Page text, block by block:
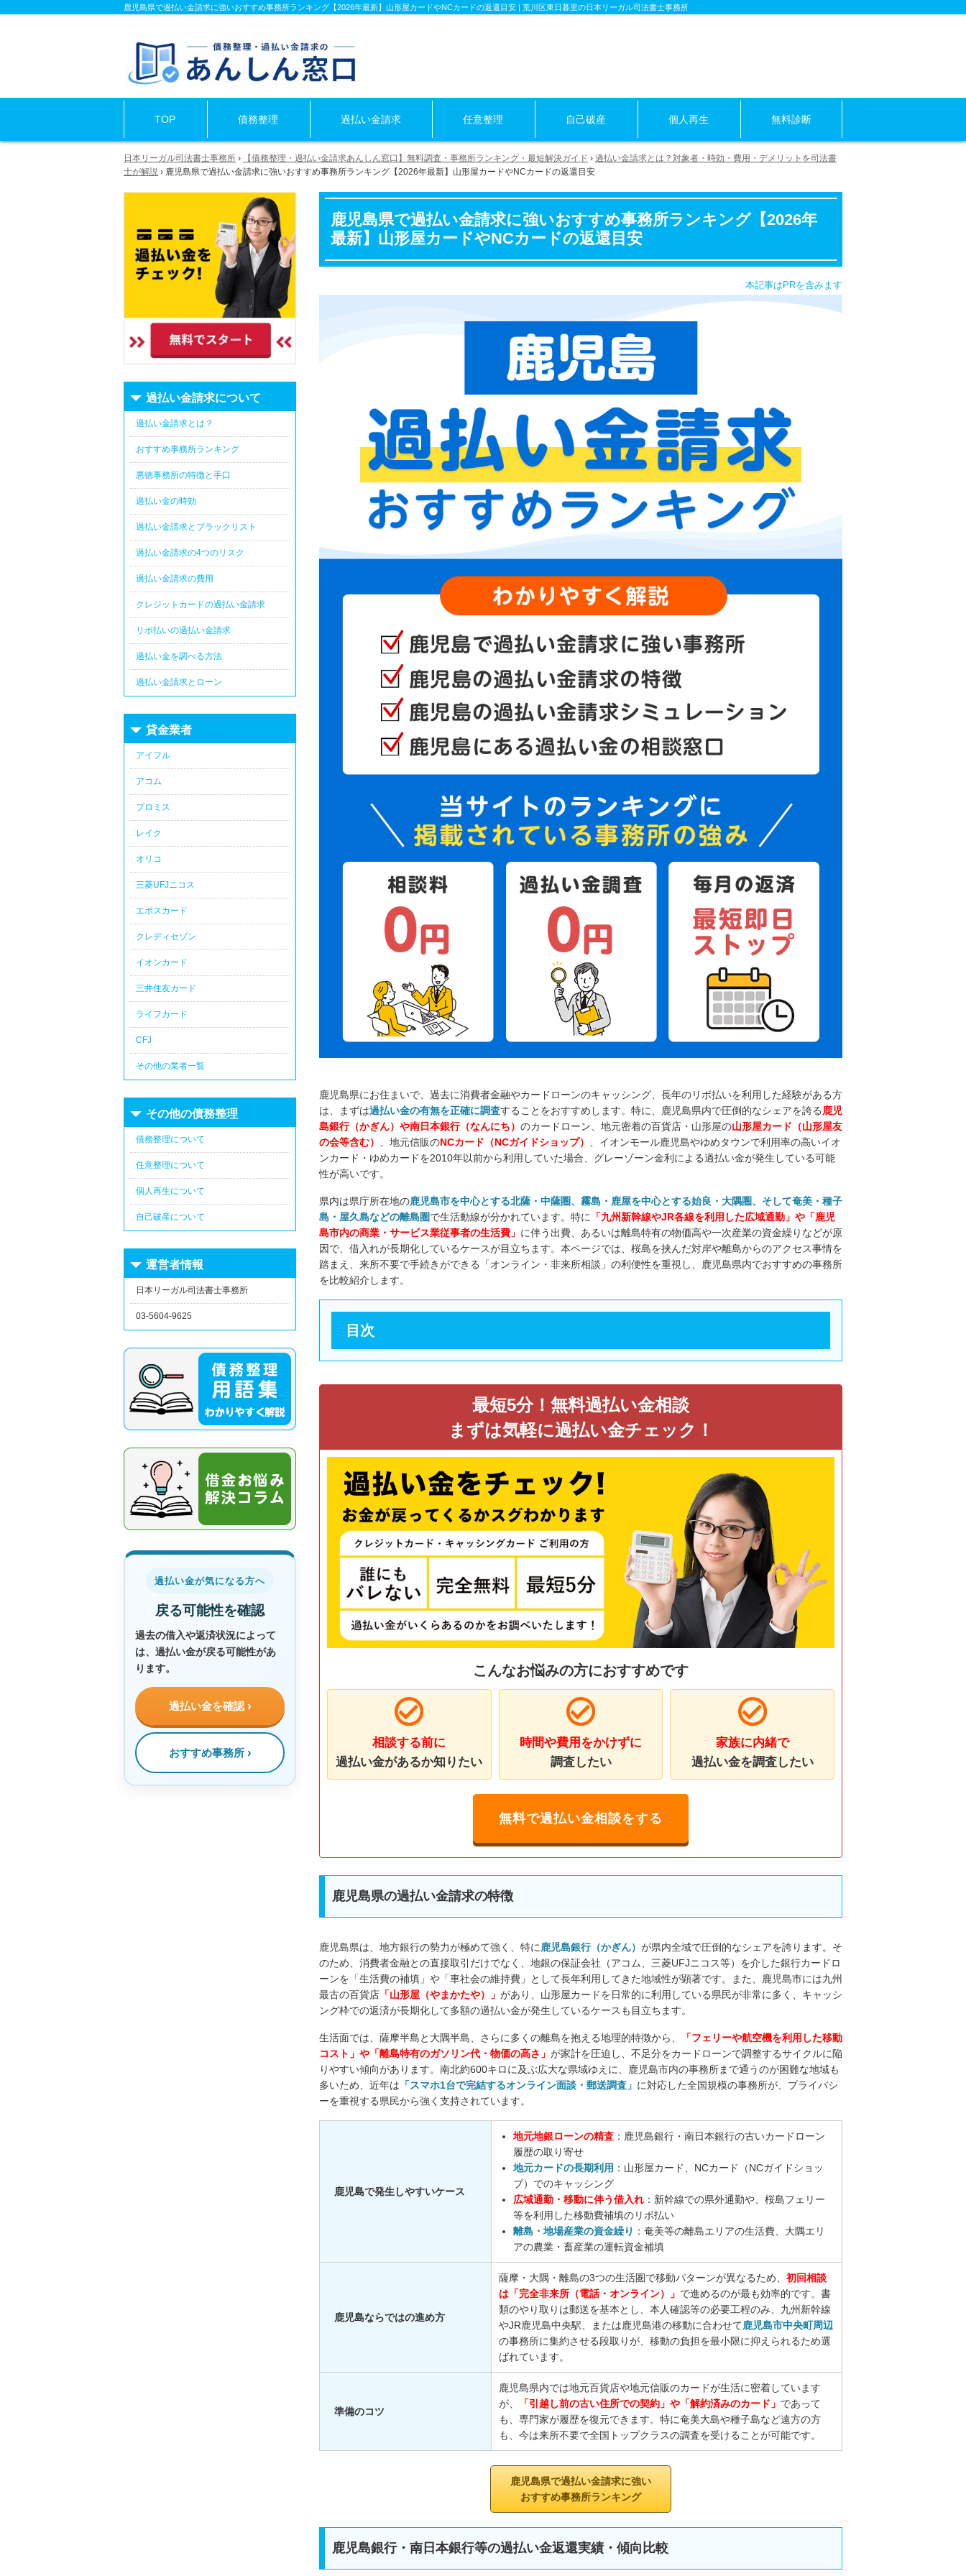
鹿児島県で過払い金請求に強いおすすめ事務所ランキング【2026年最新】山形屋カードやNCカードの返還目安 | 荒川区東日暮里の日本リーガル司法書士事務所
TOP 債務整理 過払い金請求 任意整理 自己破産 個人再生 無料診断
日本リーガル司法書士事務所 › 【債務整理・過払い金請求あんしん窓口】無料調査・事務所ランキング・最短解決ガイド › 過払い金請求とは？対象者・時効・費用・デメリットを司法書
士が解説 › 鹿児島県で過払い金請求に強いおすすめ事務所ランキング【2026年最新】山形屋カードやNCカードの返還目安
鹿児島県で過払い金請求に強いおすすめ事務所ランキング【2026年
最新】山形屋カードやNCカードの返還目安
本記事はPRを含みます
鹿児島県にお住まいで、過去に消費者金融やカードローンのキャッシング、長年のリボ払いを利用した経験がある方
は、まずは過払い金の有無を正確に調査することをおすすめします。特に、鹿児島県内で圧倒的なシェアを誇る 鹿児
島銀行（かぎん）や南日本銀行（なんにち） のカードローン、地元密着の百貨店・山形屋の山形屋カード（山形屋友
の会等含む）
、地元信販のNCカード（NCガイドショップ）
、イオンモール鹿児島やゆめタウンで利用率の高いイオ
ンカード・ゆめカードを2010年以前から利用していた場合、グレーゾーン金利による過払い金が発生している可能
性が高いです。
県内は県庁所在地の鹿児島市を中心とする北薩・中薩圏、霧島・鹿屋を中心とする始良・大隅圏、そして奄美・種子
島・屋久島などの離島圏で生活動線が分かれています。特に
「九州新幹線やJR各線を利用した広域通勤」や「鹿児
島市内の商業・サービス業従事者の生活費」 に伴う出費、あるいは離島特有の物価高や一次産業の資金繰りなどが原
因で、借入れが長期化しているケースが目立ちます。本ページでは、桜島を挟んだ対岸や離島からのアクセス事情を
踏まえ、来所不要で手続きができる「オンライン・非来所相談」の利便性を重視し、鹿児島県内でおすすめの事務所
を比較紹介します。
目次
最短5分！無料過払い金相談
まずは気軽に過払い金チェック！
こんなお悩みの方におすすめです
相談する前に
過払い金があるか知りたい
時間や費用をかけずに
調査したい
家族に内緒で
過払い金を調査したい
無料で過払い金相談をする
鹿児島県の過払い金請求の特徴
鹿児島県は、地方銀行の勢力が極めて強く、特に 鹿児島銀行（かぎん） が県内全域で圧倒的なシェアを誇ります。そ
のため、消費者金融との直接取引だけでなく、地銀の保証会社（アコム、三菱UFJニコス等）を介した銀行カードロ
ーンを「生活費の補填」や「車社会の維持費」として長年利用してきた地域性が顕著です。また、鹿児島市には九州
最古の百貨店 「山形屋（やまかたや）」 があり、山形屋カードを日常的に利用している県民が非常に多く、キャッシ
ング枠での返済が長期化して多額の過払い金が発生しているケースも目立ちます。
生活面では、薩摩半島と大隅半島、さらに多くの離島を抱える地理的特徴から、
「フェリーや航空機を利用した移動
コスト」や「離島特有のガソリン代・物価の高さ」 が家計を圧迫し、不足分をカードローンで調整するサイクルに陥
りやすい傾向があります。南北約600キロに及ぶ広大な県域ゆえに、鹿児島市内の事務所まで通うのが困難な地域も
多いため、近年は 「スマホ1台で完結するオンライン面談・郵送調査」 に対応した全国規模の事務所が、プライバシ
ーを重視する県民から強く支持されています。
鹿児島で発生しやすいケース
地元地銀ローンの精査 ：鹿児島銀行・南日本銀行の古いカードローン
履歴の取り寄せ
地元カードの長期利用 ：山形屋カード、NCカード（NCガイドショッ
プ）でのキャッシング
広域通勤・移動に伴う借入れ ：新幹線での県外通勤や、桜島フェリー
等を利用した移動費補填のリボ払い
離島・地場産業の資金繰り ：奄美等の離島エリアの生活費、大隅エリ
アの農業・畜産業の運転資金補填
鹿児島ならではの進め方
薩摩・大隅・離島の3つの生活圏で移動パターンが異なるため、 初回相談
は「完全非来所（電話・オンライン）」 で進めるのが最も効率的です。書
類のやり取りは郵送を基本とし、本人確認等の必要工程のみ、九州新幹線
やJR鹿児島中央駅、または鹿児島港の移動に合わせて鹿児島市中央町周辺
の事務所に集約させる段取りが、移動の負担を最小限に抑えられるため選
ばれています。
準備のコツ
鹿児島県内では地元百貨店や地元信販のカードが生活に密着しています
が、
「引越し前の古い住所での契約」や「解約済みのカード」 であって
も、専門家が履歴を復元できます。特に奄美大島や種子島など遠方の方
も、今は来所不要で全国トップクラスの調査を受けることが可能です。
鹿児島県で過払い金請求に強い
おすすめ事務所ランキング
鹿児島銀行・南日本銀行等の過払い金返還実績・傾向比較
過払い金請求について
過払い金請求とは？
おすすめ事務所ランキング
悪徳事務所の特徴と手口
過払い金の時効
過払い金請求とブラックリスト
過払い金請求の4つのリスク
過払い金請求の費用
クレジットカードの過払い金請求
リボ払いの過払い金請求
過払い金を調べる方法
過払い金請求とローン
貸金業者
アイフル
アコム
プロミス
レイク
オリコ
三菱UFJニコス
エポスカード
クレディセゾン
イオンカード
三井住友カード
ライフカード
CFJ
その他の業者一覧
その他の債務整理
債務整理について
任意整理について
個人再生について
自己破産について
運営者情報
日本リーガル司法書士事務所
03-5604-9625
過払い金が気になる方へ
戻る可能性を確認
過去の借入や返済状況によって
は、過払い金が戻る可能性があ
ります。
過払い金を確認
おすすめ事務所